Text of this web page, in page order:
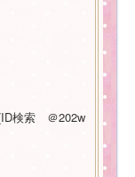
ID検索 ＠202w